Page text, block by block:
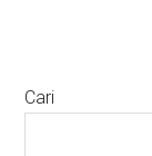
Primary
Cari